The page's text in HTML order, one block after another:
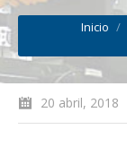
You are here:
Inicio
20 abril, 2018